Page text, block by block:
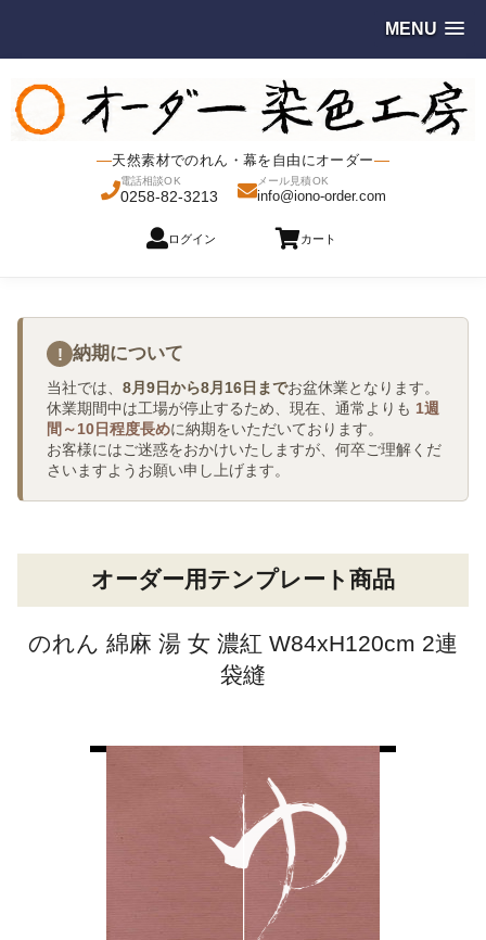
MENU
天然素材でのれん・幕を自由にオーダー
電話相談OK
0258-82-3213
メール見積OK
info@iono-order.com
ログイン カート
! 納期について
当社では、 8月9日から8月16日までお盆休業となります。
休業期間中は工場が停止するため、現在、通常よりも 1週
間～10日程度長めに納期をいただいております。
お客様にはご迷惑をおかけいたしますが、何卒ご理解くだ
さいますようお願い申し上げます。
オーダー用テンプレート商品
のれん 綿麻 湯 女 濃紅 W84xH120cm 2連
袋縫